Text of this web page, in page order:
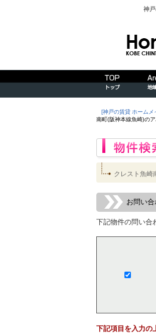
神
[神戸の賃貸 ホーム
南町(阪神本線魚崎)の
クレスト魚崎
お問い
下記物件の問い合
下記項目を入力の